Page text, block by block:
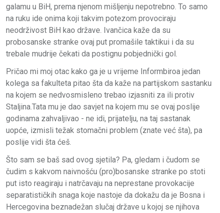
galamu u BiH, prema njenom mišljenju nepotrebno. To samo
na ruku ide onima koji takvim potezom provociraju
neodrživost BiH kao države. Ivančica kaže da su
probosanske stranke ovaj put promašile taktikui i da su
trebale mudrije čekati da postignu pobjednički gol.
Pričao mi moj otac kako ga je u vrijeme Informbiroa jedan
kolega sa fakulteta pitao šta da kaže na partijskom sastanku
na kojem se nedvosmisleno trebao izjasniti za ili protiv
Staljina.Tata mu je dao savjet na kojem mu se ovaj poslije
godinama zahvaljivao - ne idi, prijatelju, na taj sastanak
uopće, izmisli težak stomačni problem (znate već šta), pa
poslije vidi šta ćeš.
Što sam se baš sad ovog sjetila? Pa, gledam i čudom se
čudim s kakvom naivnošću (pro)bosanske stranke po stoti
put isto reagiraju i natrčavaju na neprestane provokacije
separatističkih snaga koje nastoje da dokažu da je Bosna i
Hercegovina beznadežan slučaj države u kojoj se njihova